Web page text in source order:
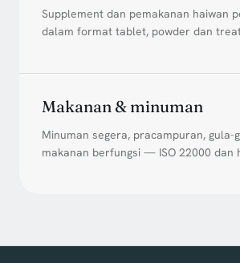
Supplement dan pemakanan haiwan
dalam format tablet, powder dan
Makanan & minuman
Minuman segera, pracampuran, gula-
makanan berfungsi — ISO 22000 dan